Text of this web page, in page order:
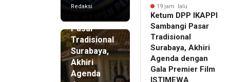
Redaksi
IKAPPI
Pasar
Tradisional
Surabaya,
Akhiri
Agenda
19 jam lalu
Ketum DPP IKAPPI
Sambangi Pasar
Tradisional
Surabaya, Akhiri
Agenda dengan
Gala Premier Film
ISTIMEWA